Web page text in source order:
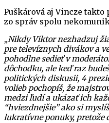
Puškárová aj Vincze
zo správ spolu
„Nikdy Viktor nezhadzuj
pre televíznych divákov a
pohodlne sedieť v
dôchodku, ale keď raz
politických diskusii, 4
volieb pochopíš, že
medzi ľudí a ukázať ich
“hviezdnejšie” ako si
lukratívne ponuky, pretože